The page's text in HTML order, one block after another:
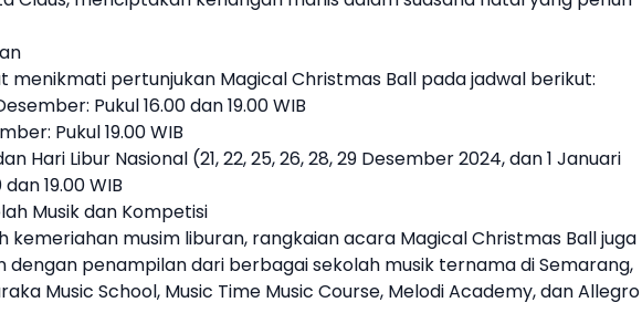
menikmati pertunjukan Magical Christmas Ball pada jadwal berikut:
Pukul 16.00 dan 19.00 WIB
Pukul 19.00 WIB
Hari Libur Nasional (21, 22, 25, 26, 28, 29 Desember 2024, dan 1 Januari
19.00 WIB
Musik dan Kompetisi
kemeriahan musim liburan, rangkaian acara Magical Christmas Ball juga
dengan penampilan dari berbagai sekolah musik ternama di Semarang,
Music School, Music Time Music Course, Melodi Academy, dan Allegro